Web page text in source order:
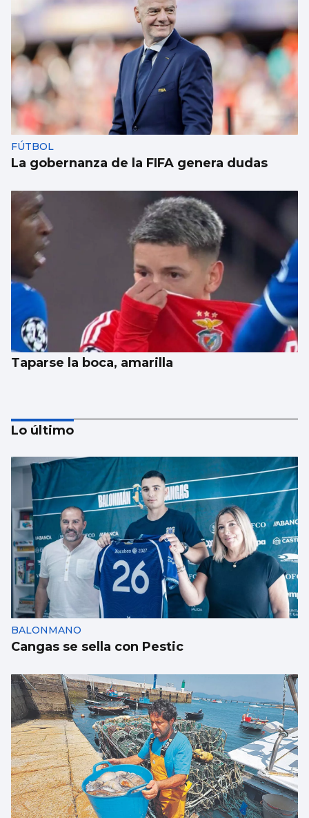
FÚTBOL
La gobernanza de la FIFA genera dudas
Taparse la boca, amarilla
FÚTBOL | PRIMERA DIVISIÓN
Bisiwu: "Cuando Flick quiera, estaré listo"
Lo último
BALONMANO
Cangas se sella con Pestic